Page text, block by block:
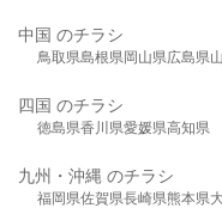
中国 のチラシ
鳥取県島根県岡山県広島県
四国 のチラシ
徳島県香川県愛媛県高知県
九州・沖縄 のチラシ
福岡県佐賀県長崎県熊本県